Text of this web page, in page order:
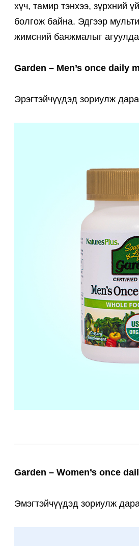
хүч, тамир тэнхээ, зүрхний
болгож байна. Эдгээр
жимсний баяжмалыг
Garden – Men’s once daily
Эрэгтэйчүүдэд зориулж
Garden – Women’s once
Эмэгтэйчүүдэд зориулж